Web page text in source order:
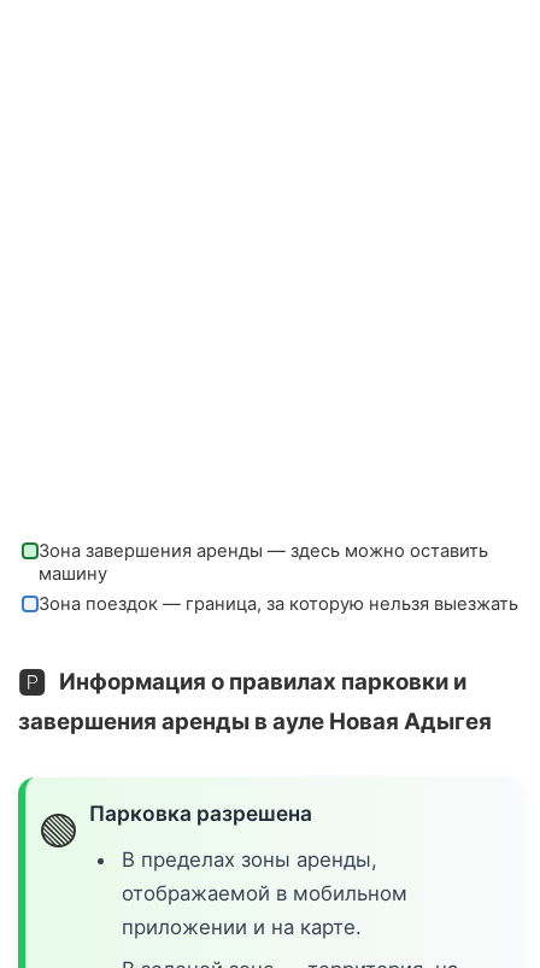
Зона завершения аренды — здесь можно оставить
машину
Зона поездок — граница, за которую нельзя выезжать
🅿️ Информация о правилах парковки и
завершения аренды в ауле Новая Адыгея
🟢 Парковка разрешена
В пределах зоны аренды,
отображаемой в мобильном
приложении и на карте.